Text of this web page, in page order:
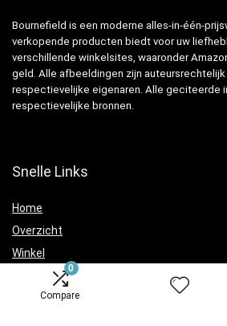
0
Compare
Bournefield is een moderne alles-in-één-
verkopende producten biedt voor uw
verschillende winkelsites, waaronder
geld. Alle afbeeldingen zijn
respectievelijke eigenaren. Alle geciteerde
respectievelijke bronnen.
Snelle Links
Home
Overzicht
Winkel